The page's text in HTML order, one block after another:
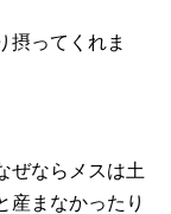
摂ってくれま
ぜならメスは土
産まなかったり